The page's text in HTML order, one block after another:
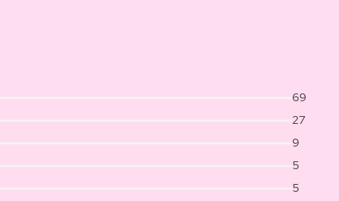
69
27
9
5
5